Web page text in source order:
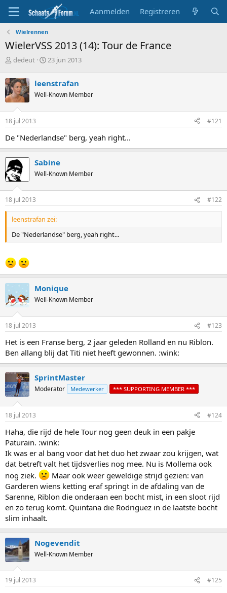
Aanmelden Registreren
Wielrennen
WielerVSS 2013 (14): Tour de France
T
p
i
c
s
t
a
t
e
r
dedeut
S
r
t
a
m
23 jun 2013
leenstrafan
Well-Known Member
18 jul 2013 #121
De "Nederlandse" berg, yeah right...
Sabine
Well-Known Member
18 jul 2013 #122
leenstrafan zei:
De "Nederlandse" berg, yeah right...
Monique
Well-Known Member
18 jul 2013 #123
Het is een Franse berg, 2 jaar geleden Rolland en nu Riblon.
Ben allang blij dat Titi niet heeft gewonnen. :wink:
SprintMaster
Moderator Medewerker *** SUPPORTING MEMBER ***
18 jul 2013 #124
Haha, die rijd de hele Tour nog geen deuk in een pakje
Paturain. :wink:
Ik was er al bang voor dat het duo het zwaar zou krijgen, wat
dat betreft valt het tijdsverlies nog mee. Nu is Mollema ook
nog ziek.
Maar ook weer geweldige strijd gezien: van
Garderen wiens ketting eraf springt in de afdaling van de
Sarenne, Riblon die onderaan een bocht mist, in een sloot rijd
en zo terug komt. Quintana die Rodriguez in de laatste bocht
slim inhaalt.
Nogevendit
Well-Known Member
19 jul 2013 #125